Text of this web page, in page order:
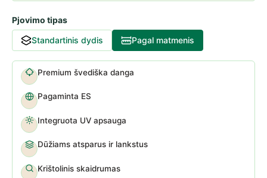
Pjovimo tipas
Standartinis dydis Pagal matmenis
Premium švediška danga
Pagaminta ES
Integruota UV apsauga
Dūžiams atsparus ir lankstus
Krištolinis skaidrumas